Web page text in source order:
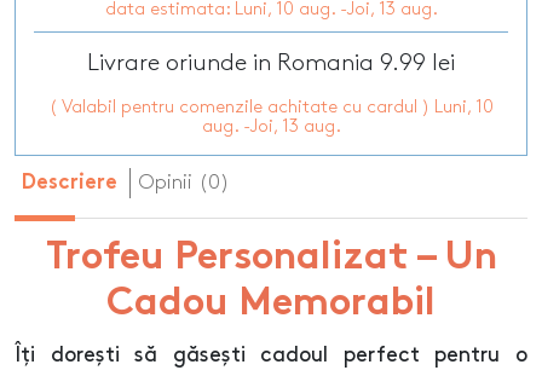
data estimata: Luni, 10 aug. -Joi, 13 aug.
Livrare oriunde in Romania 9.99 lei
( Valabil pentru comenzile achitate cu cardul ) Luni, 10
aug. -Joi, 13 aug.
Descriere Opinii (0)
Trofeu Personalizat – Un
Cadou Memorabil
Îți dorești să găsești cadoul perfect pentru o